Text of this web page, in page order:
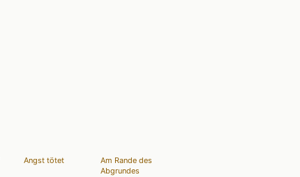
Angst tötet
Am Rande des
Abgrundes